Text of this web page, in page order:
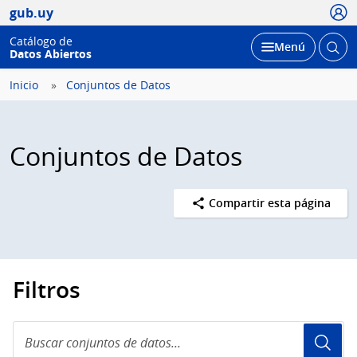
gub.uy
Catálogo de
Datos Abiertos
Desplegar
Menú Abrir
Inicio Conjuntos de Datos
Conjuntos de Datos
Compartir esta página
Filtros
conjuntos